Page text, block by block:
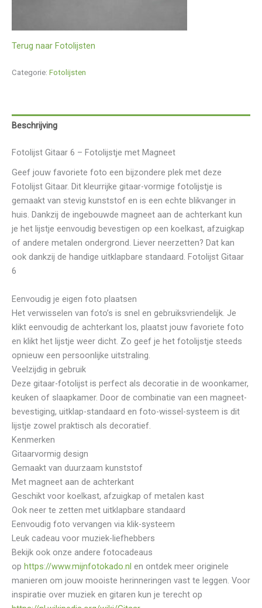
Terug naar Fotolijsten
Categorie: Fotolijsten
Beschrijving
Fotolijst Gitaar 6 – Fotolijstje met Magneet
Geef jouw favoriete foto een bijzondere plek met deze
Fotolijst Gitaar. Dit kleurrijke gitaar-vormige fotolijstje is
gemaakt van stevig kunststof en is een echte blikvanger in
huis. Dankzij de ingebouwde magneet aan de achterkant kun
je het lijstje eenvoudig bevestigen op een koelkast, afzuigkap
of andere metalen ondergrond. Liever neerzetten? Dat kan
ook dankzij de handige uitklapbare standaard. Fotolijst Gitaar
6
Eenvoudig je eigen foto plaatsen
Het verwisselen van foto’s is snel en gebruiksvriendelijk. Je
klikt eenvoudig de achterkant los, plaatst jouw favoriete foto
en klikt het lijstje weer dicht. Zo geef je het fotolijstje steeds
opnieuw een persoonlijke uitstraling.
Veelzijdig in gebruik
Deze gitaar-fotolijst is perfect als decoratie in de woonkamer,
keuken of slaapkamer. Door de combinatie van een magneet-
bevestiging, uitklap-standaard en foto-wissel-systeem is dit
lijstje zowel praktisch als decoratief.
Kenmerken
Gitaarvormig design
Gemaakt van duurzaam kunststof
Met magneet aan de achterkant
Geschikt voor koelkast, afzuigkap of metalen kast
Ook neer te zetten met uitklapbare standaard
Eenvoudig foto vervangen via klik-systeem
Leuk cadeau voor muziek-liefhebbers
Bekijk ook onze andere fotocadeaus
op https://www.mijnfotokado.nl ⁠ en ontdek meer originele
manieren om jouw mooiste herinneringen vast te leggen. Voor
inspiratie over muziek en gitaren kun je terecht op